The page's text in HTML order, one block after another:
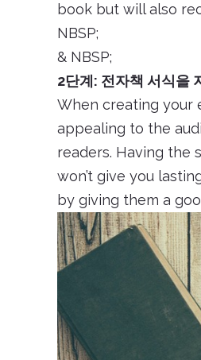
book but will also
NBSP;
& NBSP;
2단계: 전자책 서식을
When creating your
appealing to the
readers. Having the
won’t give you
by giving them a